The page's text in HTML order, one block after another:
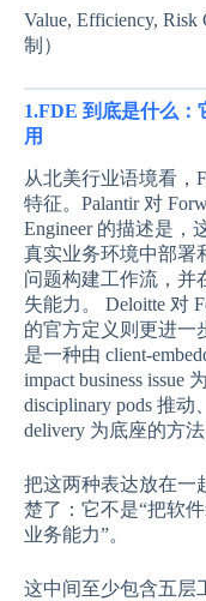
Value, Efficiency,
制）
1.FDE 到底是什么：
用
从北美行业语境看，
特征。Palantir 对
Engineer 的描述是，
真实业务环境中部署
问题构建工作流，并
失能力。 Deloitte 对
的官方定义则更进一
是一种由 client-
impact business issue
disciplinary pods 推动
delivery 为底座的方法
把这两种表达放在一
楚了：它不是“把软
业务能力”。
这中间至少包含五层